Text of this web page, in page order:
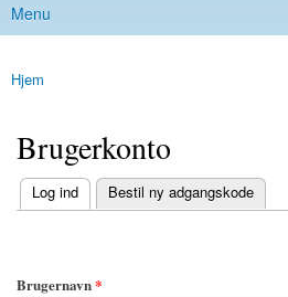
Main menu
Menu
You are here
Hjem
Brugerkonto
Primary tabs
Log ind
(active tab) Bestil ny adgangskode
Brugernavn*